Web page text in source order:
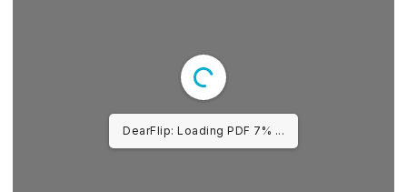
DearFlip: Loading PDF 10%
...